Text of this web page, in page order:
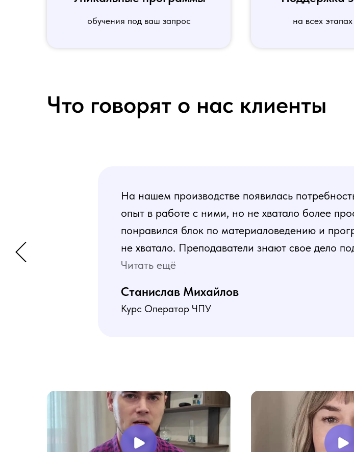
обучения под ваш запрос на всех
Что говорят о нас клиенты
На нашем производстве появилась
опыт в работе с ними, но не хватало более
понравился блок по материаловедению и
не хватало. Преподаватели знают свое дело
программа пошаговая и постепенная, это
Читать ещё
Станислав Михайлов
Курс Оператор ЧПУ